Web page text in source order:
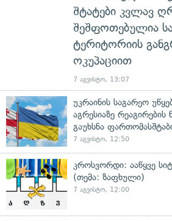
შტატები კვლავ
შეშფოთებულია
ტერიტორიის
ოკუპაციით
7 აგვისტო, 13:07
უკრაინის საგარეო
აგრესიაზე რეაგირების
გაუხსნა
7 აგვისტო, 12:50
კროსვორდი: ააწყვე
(თემა: ზაფხული)
7 აგვისტო, 12:00